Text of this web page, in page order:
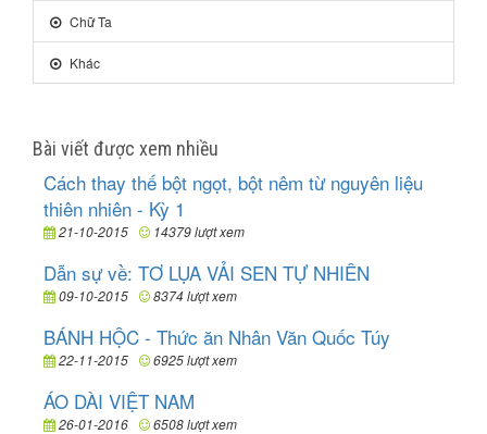
Chữ Ta
Khác
Bài viết được xem nhiều
Cách thay thế bột ngọt, bột nêm từ nguyên liệu
thiên nhiên - Kỳ 1
21-10-2015 14379 lượt xem
Dẫn sự về: TƠ LỤA VẢI SEN TỰ NHIÊN
09-10-2015 8374 lượt xem
BÁNH HỘC - Thức ăn Nhân Văn Quốc Túy
22-11-2015 6925 lượt xem
ÁO DÀI VIỆT NAM
26-01-2016 6508 lượt xem